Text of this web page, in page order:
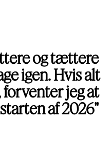
og tættere
igen. Hvis alt
forventer jeg at
af 2026"